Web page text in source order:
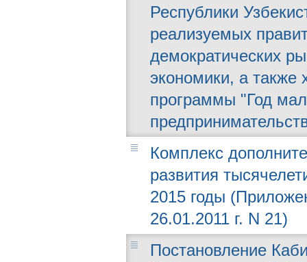
Республики
реализуемых
демократических
экономики, а также
программы "Год
Комплекс
развития
2015 годы
26.01.2011 г. N 21)
Постановление